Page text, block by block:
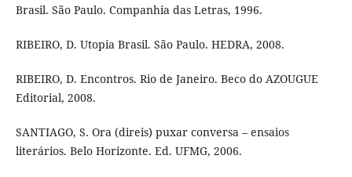
Brasil. São Paulo. Companhia das Letras, 1996.
RIBEIRO, D. Utopia Brasil. São Paulo. HEDRA, 2008.
RIBEIRO, D. Encontros. Rio de Janeiro. Beco do AZOUGUE
Editorial, 2008.
SANTIAGO, S. Ora (direis) puxar conversa – ensaios
literários. Belo Horizonte. Ed. UFMG, 2006.